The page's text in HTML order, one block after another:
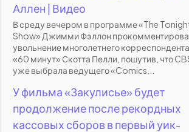
Аллен | Видео
В среду вечером в программе «The
Show» Джимми Фэллон
увольнение многолетнего корреспондента
«60 минут» Скотта Пелли, пошутив, что
уже выбрала ведущего «Comics...
У фильма «Закулисье» будет
продолжение после рекордных
кассовых сборов в первый уик-